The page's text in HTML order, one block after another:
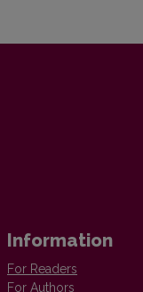
Information
For Readers
For Authors